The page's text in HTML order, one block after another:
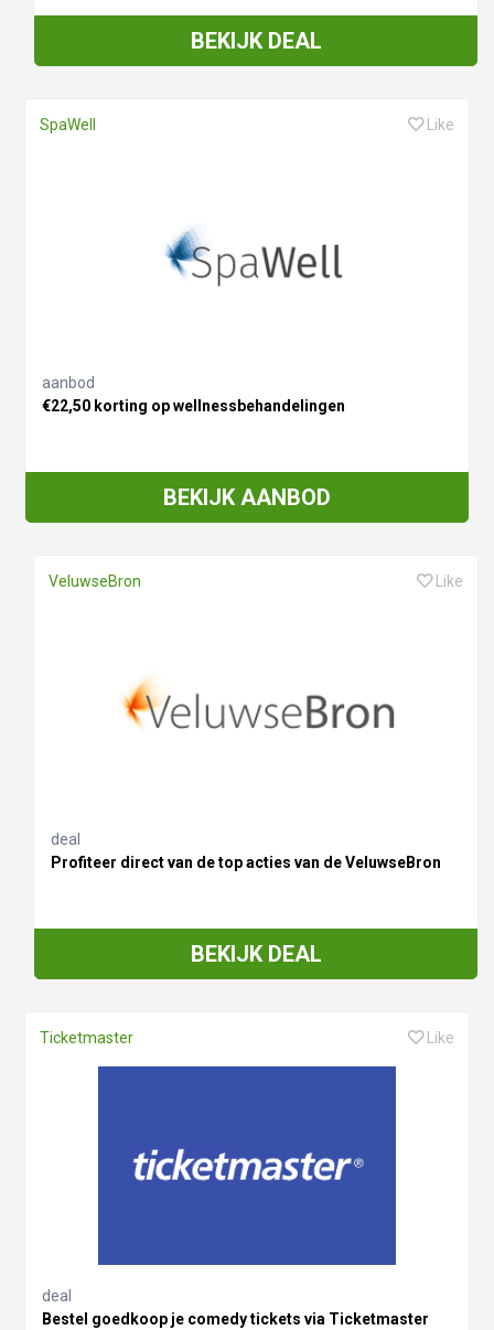
BEKIJK DEAL
SpaWell Like
aanbod
€22,50 korting op wellnessbehandelingen
BEKIJK AANBOD
VeluwseBron Like
deal
Profiteer direct van de top acties van de VeluwseBron
BEKIJK DEAL
Ticketmaster Like
deal
Bestel goedkoop je comedy tickets via Ticketmaster